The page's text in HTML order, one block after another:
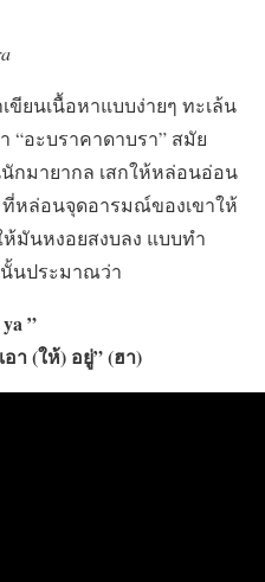
ขียนเนื้อหาแบบง่ายๆ ทะเล้น
“อะบราคาดาบรา” สมัย
กมายากล เสกให้หล่อนอ่อน
หล่อนจุดอารมณ์ของเขาให้
มันหงอยสงบลง แบบทำ
นประมาณว่า
”
า (ให้) อยู่” (ฮา)